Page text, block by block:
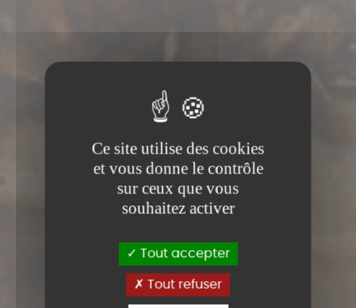
Ce site utilise des cookies
et vous donne le contrôle
sur ceux que vous
souhaitez activer
Tout accepter
Tout refuser